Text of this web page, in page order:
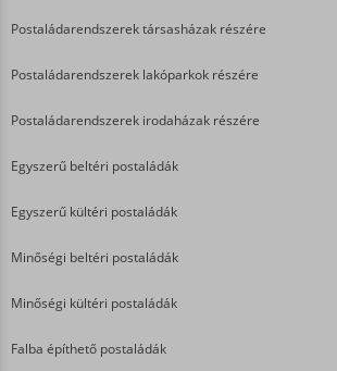
Postaládarendszerek társasházak részére
Postaládarendszerek lakóparkok részére
Postaládarendszerek irodaházak részére
Egyszerű beltéri postaládák
Egyszerű kültéri postaládák
Minőségi beltéri postaládák
Minőségi kültéri postaládák
Falba építhető postaládák